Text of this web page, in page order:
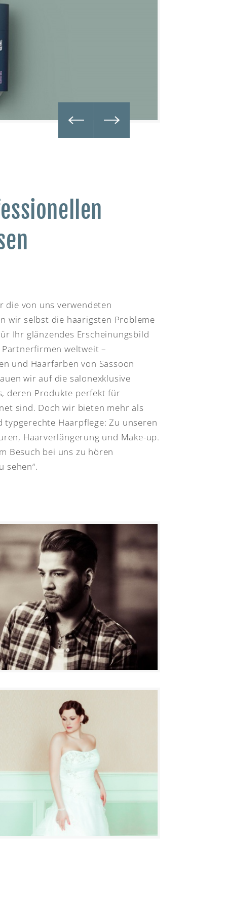
die von uns verwendeten
wir selbst die haarigsten Probleme
Ihr glänzendes Erscheinungsbild
weltweit –
und Haarfarben von Sassoon
wir auf die salonexklusive
deren Produkte perfekt für
sind. Doch wir bieten mehr als
Haarpflege: Zu unseren
Haarverlängerung und Make-up.
Besuch bei uns zu hören
sehen“.